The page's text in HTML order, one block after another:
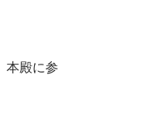
本殿に参